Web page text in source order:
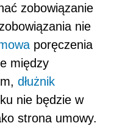
zobowiązanie
nie
poręczenia
między
dłużnik
nie będzie w
strona umowy.